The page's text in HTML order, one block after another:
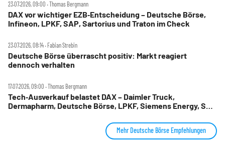
23.07.2026, 09:00 ‧ Thomas Bergmann
DAX vor wichtiger EZB‑Entscheidung – Deutsche Börse,
Infineon, LPKF, SAP, Sartorius und Traton im Check
23.07.2026, 08:14 ‧ Fabian Strebin
Deutsche Börse überrascht positiv: Markt reagiert
dennoch verhalten
17.07.2026, 09:00 ‧ Thomas Bergmann
Tech‑Ausverkauf belastet DAX – Daimler Truck,
Dermapharm, Deutsche Börse, LPKF, Siemens Energy, SMA
Mehr Deutsche Börse Empfehlungen